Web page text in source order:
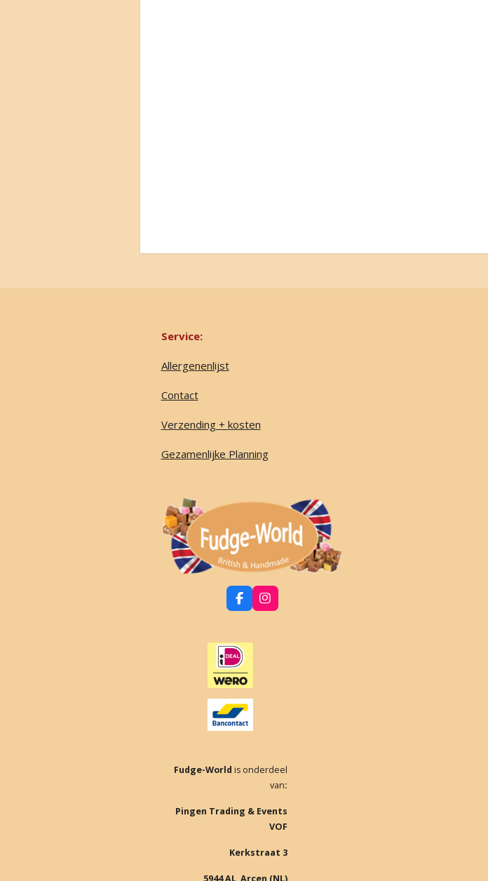
Service:
Allergenenlijst
Contact
Verzending + kosten
Gezamenlijke Planning
F
a
b
o
o
k
I
n
Fudge-World is onderdeel
van:
Pingen Trading & Events
VOF
Kerkstraat 3